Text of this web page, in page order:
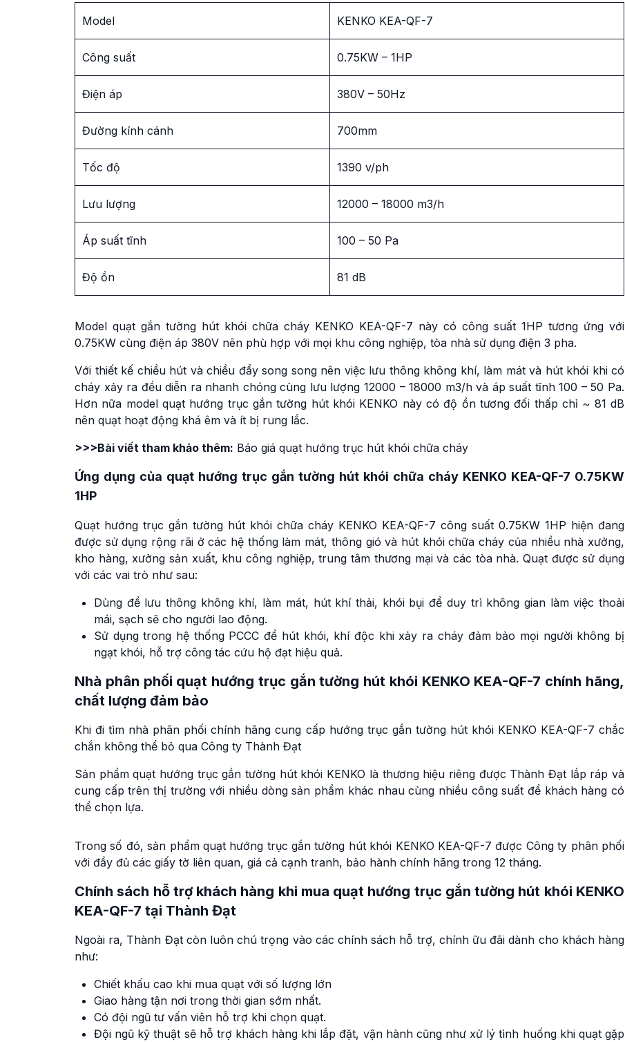
Model KENKO KEA-QF-7
Công suất 0.75KW – 1HP
Điện áp 380V – 50Hz
Đường kính cánh 700mm
Tốc độ 1390 v/ph
Lưu lượng 12000 – 18000 m3/h
Áp suất tĩnh 100 – 50 Pa
Độ ồn 81 dB
Model quạt gắn tường hút khói chữa cháy KENKO KEA-QF-7 này có công suất 1HP tương ứng với
0.75KW cùng điện áp 380V nên phù hợp với mọi khu công nghiệp, tòa nhà sử dụng điện 3 pha.
Với thiết kế chiều hút và chiều đẩy song song nên việc lưu thông không khí, làm mát và hút khói khi có
cháy xảy ra đều diễn ra nhanh chóng cùng lưu lượng 12000 – 18000 m3/h và áp suất tĩnh 100 – 50 Pa.
Hơn nữa model quạt hướng trục gắn tường hút khói KENKO này có độ ồn tương đối thấp chỉ ~ 81 dB
nên quạt hoạt động khá êm và ít bị rung lắc.
>>>Bài viết tham khảo thêm: Báo giá quạt hướng trục hút khói chữa cháy
Ứng dụng của quạt hướng trục gắn tường hút khói chữa cháy KENKO KEA-QF-7 0.75KW
1HP
Quạt hướng trục gắn tường hút khói chữa cháy KENKO KEA-QF-7 công suất 0.75KW 1HP hiện đang
được sử dụng rộng rãi ở các hệ thống làm mát, thông gió và hút khói chữa cháy của nhiều nhà xưởng,
kho hàng, xưởng sản xuất, khu công nghiệp, trung tâm thương mại và các tòa nhà. Quạt được sử dụng
với các vai trò như sau:
Dùng để lưu thông không khí, làm mát, hút khí thải, khói bụi để duy trì không gian làm việc thoải
mái, sạch sẽ cho người lao động.
Sử dụng trong hệ thống PCCC để hút khói, khí độc khi xảy ra cháy đảm bảo mọi người không bị
ngạt khói, hỗ trợ công tác cứu hộ đạt hiệu quả.
Nhà phân phối quạt hướng trục gắn tường hút khói KENKO KEA-QF-7 chính hãng,
chất lượng đảm bảo
Khi đi tìm nhà phân phối chính hãng cung cấp hướng trục gắn tường hút khói KENKO KEA-QF-7 chắc
chắn không thể bỏ qua Công ty Thành Đạt
Sản phẩm quạt hướng trục gắn tường hút khói KENKO là thương hiệu riêng được Thành Đạt lắp ráp và
cung cấp trên thị trường với nhiều dòng sản phẩm khác nhau cùng nhiều công suất để khách hàng có
thể chọn lựa.
Trong số đó, sản phẩm quạt hướng trục gắn tường hút khói KENKO KEA-QF-7 được Công ty phân phối
với đầy đủ các giấy tờ liên quan, giá cả cạnh tranh, bảo hành chính hãng trong 12 tháng.
Chính sách hỗ trợ khách hàng khi mua quạt hướng trục gắn tường hút khói KENKO
KEA-QF-7 tại Thành Đạt
Ngoài ra, Thành Đạt còn luôn chú trọng vào các chính sách hỗ trợ, chính ữu đãi dành cho khách hàng
như:
Chiết khấu cao khi mua quạt với số lượng lớn
Giao hàng tận nơi trong thời gian sớm nhất.
Có đội ngũ tư vấn viên hỗ trợ khi chọn quạt.
Đội ngũ kỹ thuật sẽ hỗ trợ khách hàng khi lắp đặt, vận hành cũng như xử lý tình huống khi quạt gặp